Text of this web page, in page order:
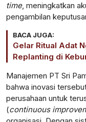
time, meningkatkan
pengambilan
BACA JUGA:
Gelar Ritual Adat
Replanting di
Manajemen PT Sri
bahwa inovasi
perusahaan untuk
(continuous